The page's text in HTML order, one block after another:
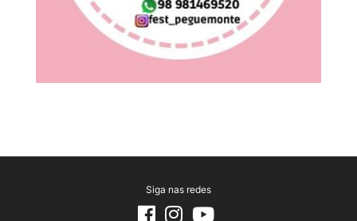
Siga nas redes